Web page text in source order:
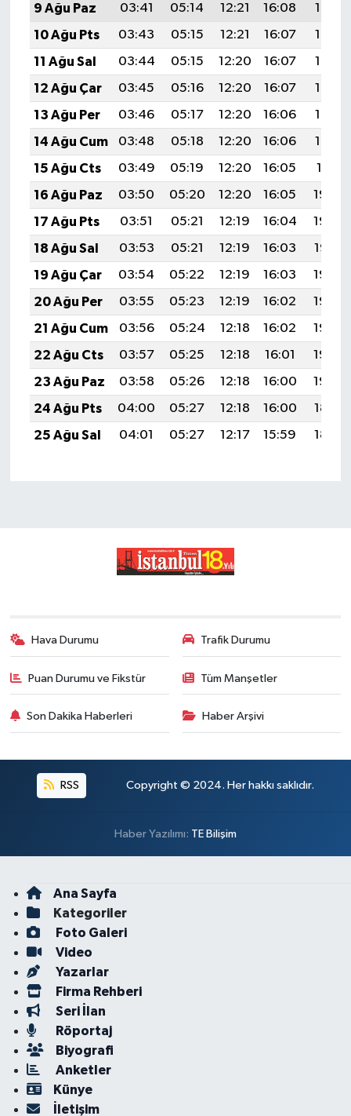
9 Ağu Paz
03:41 05:14 12:21 16:08
19:18
10 Ağu Pts
03:43 05:15 12:21 16:07
19:17
11 Ağu Sal
03:44 05:15 12:20 16:07
19:16
12 Ağu Çar
03:45 05:16 12:20 16:07
19:14
13 Ağu Per
03:46 05:17 12:20 16:06
19:13
14 Ağu Cum
03:48 05:18 12:20 16:06
19:12
15 Ağu Cts
03:49 05:19 12:20 16:05
19:11
16 Ağu Paz
03:50 05:20 12:20 16:05
19:09
17 Ağu Pts
03:51 05:21 12:19 16:04
19:08
18 Ağu Sal
03:53 05:21 12:19 16:03
19:07
19 Ağu Çar
03:54 05:22 12:19 16:03
19:06
20 Ağu Per
03:55 05:23 12:19 16:02
19:04
21 Ağu Cum
03:56 05:24 12:18 16:02
19:03
22 Ağu Cts
03:57 05:25 12:18 16:01
19:02
23 Ağu Paz
03:58 05:26 12:18 16:00
19:00
24 Ağu Pts
04:00 05:27 12:18 16:00
18:59
25 Ağu Sal
04:01 05:27 12:17 15:59 18:58
Hava Durumu Trafik Durumu
Puan Durumu ve Fikstür Tüm Manşetler
Son Dakika Haberleri Haber Arşivi
RSS Copyright © 2024. Her hakkı saklıdır.
Haber Yazılımı: TE Bilişim
Ana Sayfa
Kategoriler
Foto Galeri
Video
Yazarlar
Firma Rehberi
Seri İlan
Röportaj
Biyografi
Anketler
Künye
İletişim